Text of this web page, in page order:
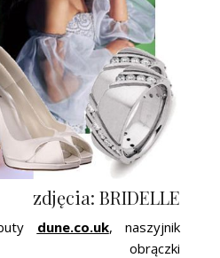
zdjęcia: BRIDELLE
dune.co.uk, naszyjnik